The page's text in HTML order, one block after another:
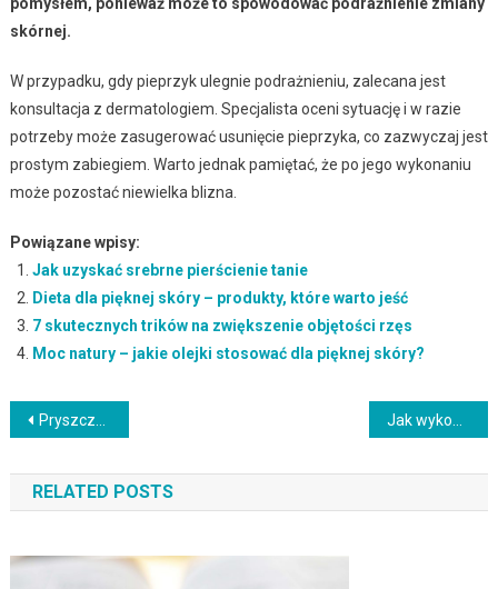
skórnej.
W przypadku, gdy pieprzyk ulegnie podrażnieniu, zalecana jest
konsultacja z dermatologiem. Specjalista oceni sytuację i w razie
potrzeby może zasugerować usunięcie pieprzyka, co zazwyczaj jest
prostym zabiegiem. Warto jednak pamiętać, że po jego wykonaniu
może pozostać niewielka blizna.
Powiązane wpisy:
Jak uzyskać srebrne pierścienie tanie
Dieta dla pięknej skóry – produkty, które warto jeść
7 skutecznych trików na zwiększenie objętości rzęs
Moc natury – jakie olejki stosować dla pięknej skóry?
Nawigacja
wpisu
Pryszcze podskórne: przyczyny, leczenie i domowe sposoby na problemy skórne
RELATED POSTS